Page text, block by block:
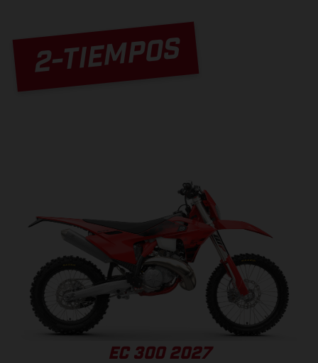
2-TIEMPOS
EC 300 2027